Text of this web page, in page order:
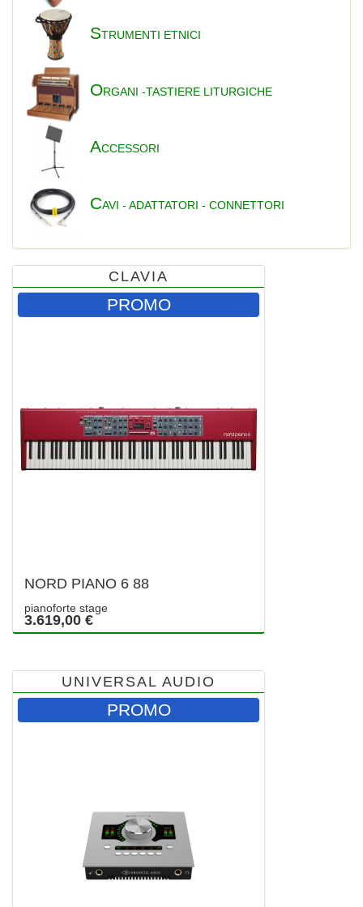
STRUMENTI ETNICI
ORGANI -TASTIERE LITURGICHE
ACCESSORI
CAVI - ADATTATORI - CONNETTORI
CLAVIA
PROMO
NORD PIANO 6 88
pianoforte stage
3.619,00 €
UNIVERSAL AUDIO
PROMO